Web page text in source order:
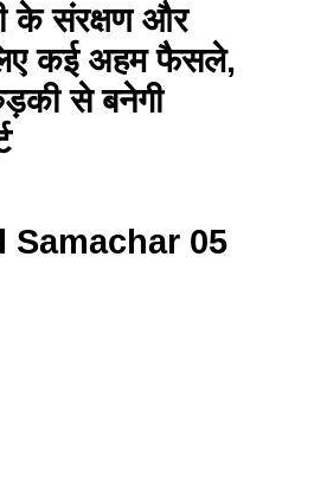
के संरक्षण और
कई अहम फैसले,
से बनेगी
Samachar 05